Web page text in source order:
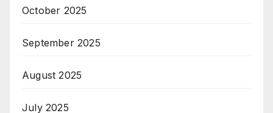
October 2025
September 2025
August 2025
July 2025